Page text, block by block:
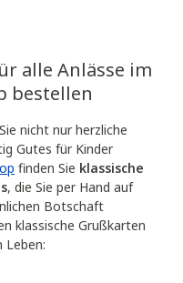
alle Anlässe im
bestellen
nicht nur herzliche
Gutes für Kinder
finden Sie klassische
, die Sie per Hand auf
Botschaft
klassische Grußkarten
Leben: